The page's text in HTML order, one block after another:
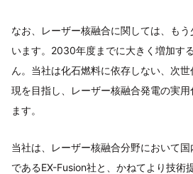
なお、レーザー核融合に関しては、も
います。2030年度までに大きく増加す
ん。当社は化石燃料に依存しない、次
現を目指し、レーザー核融合発電の実
ます。
当社は、レーザー核融合分野において
であるEX-Fusion社と、かねてより技術